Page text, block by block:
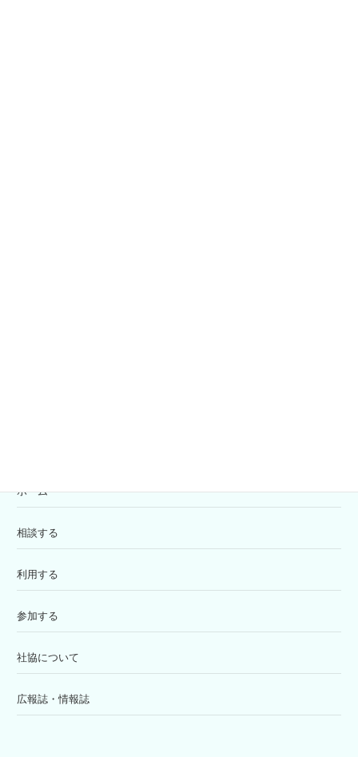
ホーム
相談する
利用する
参加する
社協について
広報誌・情報誌